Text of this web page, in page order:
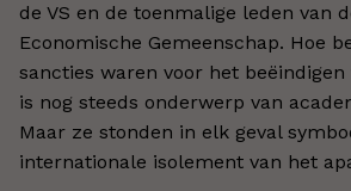
de VS en de toenmalige leden van
Economische Gemeenschap. Hoe
sancties waren voor het
is nog steeds onderwerp van
Maar ze stonden in elk geval
internationale isolement van het